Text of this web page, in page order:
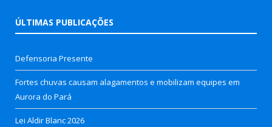
ÚLTIMAS PUBLICAÇÕES
Defensoria Presente
Fortes chuvas causam alagamentos e mobilizam equipes em
Aurora do Pará
Lei Aldir Blanc 2026